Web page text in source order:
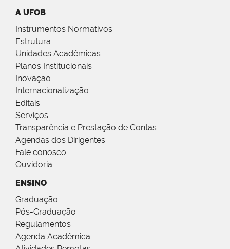
A UFOB
Instrumentos Normativos
Estrutura
Unidades Acadêmicas
Planos Institucionais
Inovação
Internacionalização
Editais
Serviços
Transparência e Prestação de Contas
Agendas dos Dirigentes
Fale conosco
Ouvidoria
ENSINO
Graduação
Pós-Graduação
Regulamentos
Agenda Acadêmica